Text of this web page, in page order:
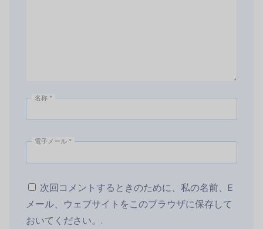
名称 *
電子メール *
次回コメントするときのために、私の名前、E
メール、ウェブサイトをこのブラウザに保存して
おいてください。.